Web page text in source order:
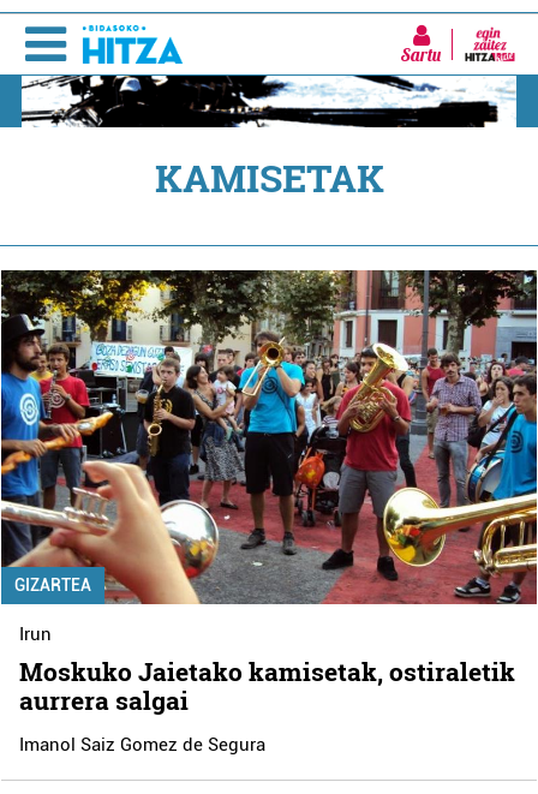
Sartu
KAMISETAK
GIZARTEA
Irun
Moskuko Jaietako kamisetak, ostiraletik
aurrera salgai
Imanol Saiz Gomez de Segura